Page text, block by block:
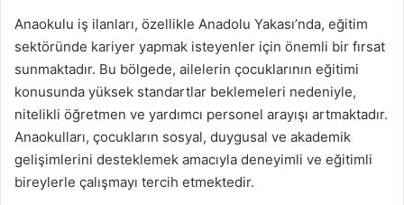
Anaokulu iş ilanları, özellikle Anadolu Yakası’nda, eğitim
sektöründe kariyer yapmak isteyenler için önemli bir fırsat
sunmaktadır. Bu bölgede, ailelerin çocuklarının eğitimi
konusunda yüksek standartlar beklemeleri nedeniyle,
nitelikli öğretmen ve yardımcı personel arayışı artmaktadır.
Anaokulları, çocukların sosyal, duygusal ve akademik
gelişimlerini desteklemek amacıyla deneyimli ve eğitimli
bireylerle çalışmayı tercih etmektedir.